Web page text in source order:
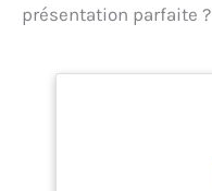
présentation parfaite ?